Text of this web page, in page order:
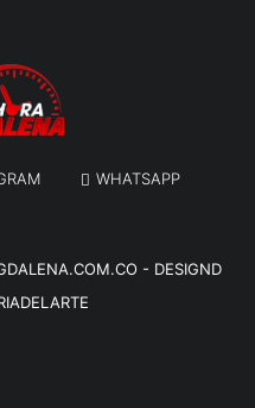
WHATSAPP
- DESIGND